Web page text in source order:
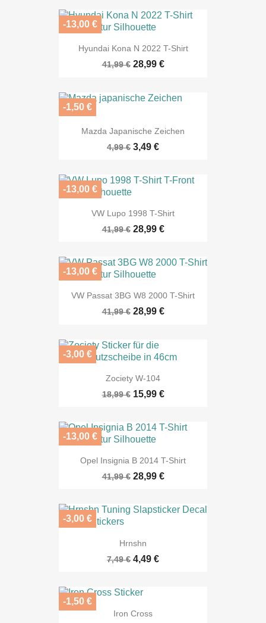
Hyundai Kona N 2022 T-Shirt
41,99 € 28,99 €
-13,00 €
Mazda Japanische Zeichen
4,99 € 3,49 €
-1,50 €
VW Lupo 1998 T-Shirt
41,99 € 28,99 €
-13,00 €
VW Passat 3BG W8 2000 T-Shirt
41,99 € 28,99 €
-13,00 €
Zociety W-104
18,99 € 15,99 €
-3,00 €
Opel Insignia B 2014 T-Shirt
41,99 € 28,99 €
-13,00 €
Hrnshn
7,49 € 4,49 €
-3,00 €
Iron Cross
-1,50 €